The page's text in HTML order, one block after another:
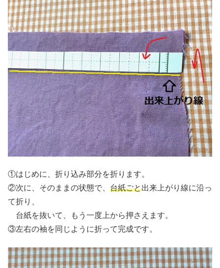
①はじめに、折り込み部分を折ります。
②次に、そのままの状態で、 台紙ごと出来上がり線に沿っ
て折り、
台紙を抜いて、もう一度上から押さえます。
③左右の袖を同じように折って完成です。